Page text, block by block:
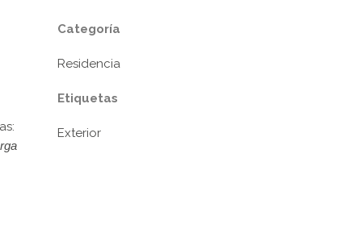
Categoría
Residencia
Etiquetas
Exterior